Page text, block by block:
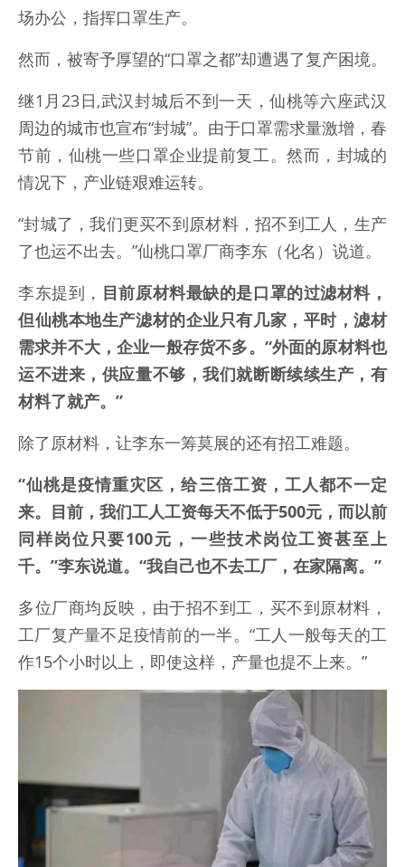
场办公，指挥口罩生产。
然而，被寄予厚望的“口罩之都”却遭遇了复产困境。
继1月23日,武汉封城后不到一天，仙桃等六座武汉
周边的城市也宣布“封城”。由于口罩需求量激增，春
节前，仙桃一些口罩企业提前复工。然而，封城的
情况下，产业链艰难运转。
“封城了，我们更买不到原材料，招不到工人，生产
了也运不出去。”仙桃口罩厂商李东（化名）说道。
李东提到， 目前原材料最缺的是口罩的过滤材料，
但仙桃本地生产滤材的企业只有几家，平时，滤材
需求并不大，企业一般存货不多。“外面的原材料也
运不进来，供应量不够，我们就断断续续生产，有
材料了就产。”
除了原材料，让李东一筹莫展的还有招工难题。
“仙桃是疫情重灾区，给三倍工资，工人都不一定
来。目前，我们工人工资每天不低于500元，而以前
同样岗位只要100元，一些技术岗位工资甚至上
千。”李东说道。“我自己也不去工厂，在家隔离。”
多位厂商均反映，由于招不到工，买不到原材料，
工厂复产量不足疫情前的一半。“工人一般每天的工
作15个小时以上，即使这样，产量也提不上来。”